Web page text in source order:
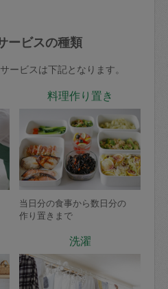
ービスの種類
ービスは下記となります。
料理作り置き
当日分の食事から数日分の
作り置きまで
洗濯